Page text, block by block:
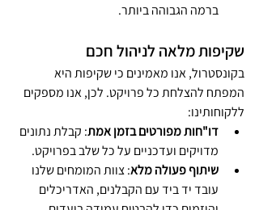
ברמה הגבוהה ביותר.
שקיפות מלאה לניהול חכם
בקונסטרול, אנו מאמינים כי שקיפות היא
המפתח להצלחת כל פרויקט. לכן, אנו מספקים
ללקוחותינו:
דו"חות מפורטים בזמן אמת: קבלת נתונים
מדויקים ועדכניים על כל שלב בפרויקט.
שיתוף פעולה מלא: צוות המומחים שלנו
עובד יד ביד עם הקבלנים, האדריכלים